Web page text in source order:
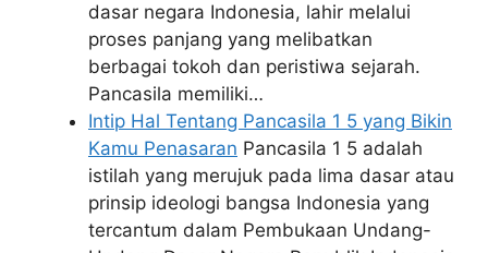
dasar negara Indonesia, lahir melalui
proses panjang yang melibatkan
berbagai tokoh dan peristiwa sejarah.
Pancasila memiliki…
Intip Hal Tentang Pancasila 1 5 yang Bikin
Kamu Penasaran Pancasila 1 5 adalah
istilah yang merujuk pada lima dasar atau
prinsip ideologi bangsa Indonesia yang
tercantum dalam Pembukaan Undang-